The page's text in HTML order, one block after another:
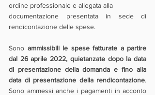
ordine professionale e allegata alla
documentazione presentata in sede di
rendicontazione delle spese.
Sono ammissibili le spese fatturate a partire
dal 26 aprile 2022, quietanzate dopo la data
di presentazione della domanda e fino alla
data di presentazione della rendicontazione.
Sono ammessi anche i pagamenti in acconto